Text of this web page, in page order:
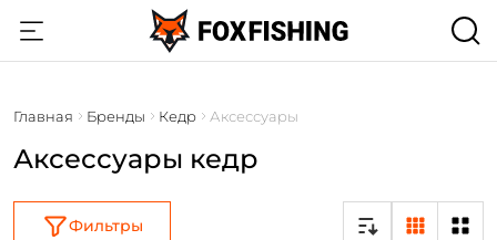
Главная Бренды Кедр Аксессуары
Аксессуары кедр
Фильтры